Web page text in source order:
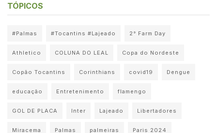
TÓPICOS
#Palmas #Tocantins #Lajeado 2° Farm Day
Athletico COLUNA DO LEAL Copa do Nordeste
Copão Tocantins Corinthians covid19 Dengue
educação Entretenimento flamengo
GOL DE PLACA Inter Lajeado Libertadores
Miracema Palmas palmeiras Paris 2024